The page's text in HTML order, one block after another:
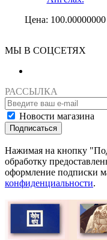
Цена: 100.00000000
МЫ В СОЦСЕТЯХ
РАССЫЛКА
Новости магазина
Подписаться
Нажимая на кнопку
обработку
оформление подписки
конфиденциальности.